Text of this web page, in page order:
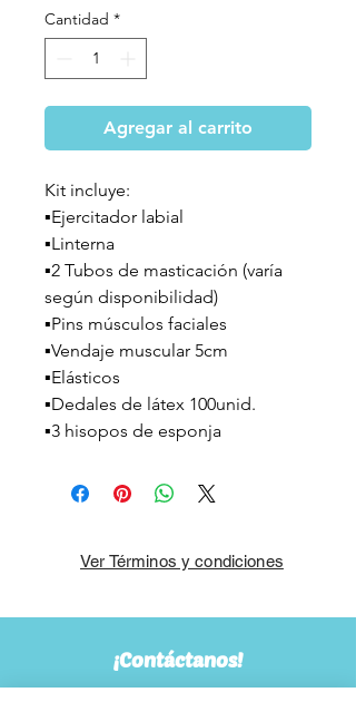
Cantidad *
Agregar al carrito
Kit incluye:
▪️Ejercitador labial
▪️Linterna
▪️2 Tubos de masticación (varía
según disponibilidad)
▪️Pins músculos faciales
▪️Vendaje muscular 5cm
▪️Elásticos
▪️Dedales de látex 100unid.
▪️3 hisopos de esponja
Ver Términos y condiciones
¡Contáctanos!